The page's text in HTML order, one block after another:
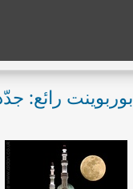
بوربوينت رائع: